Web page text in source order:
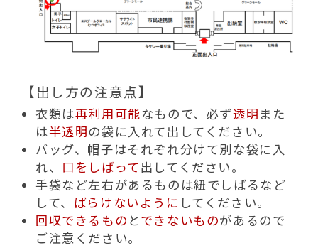
【出し方の注意点】
衣類は再利用可能なもので、必ず透明 また
は半透明の袋に入れて出してください。
バッグ、帽子はそれぞれ分けて別な袋に入
れ、 口をしばって出してください。
手袋など左右があるものは紐でしばるなど
して、 ばらけないように してください。
回収できるもの とできないものがあるので
ご注意ください。